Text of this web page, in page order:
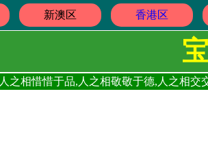
新澳区 香港区
人之相惜惜于品,人之相敬敬于德,人之相